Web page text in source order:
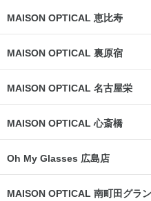
MAISON OPTICAL 恵比寿
MAISON OPTICAL 裏原宿
MAISON OPTICAL 名古屋栄
MAISON OPTICAL 心斎橋
Oh My Glasses 広島店
MAISON OPTICAL 南町田グラ